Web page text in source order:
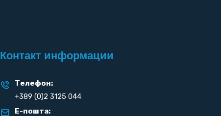
Контакт информации
Телефон:
+389 (0)2 3125 044
Е-пошта: